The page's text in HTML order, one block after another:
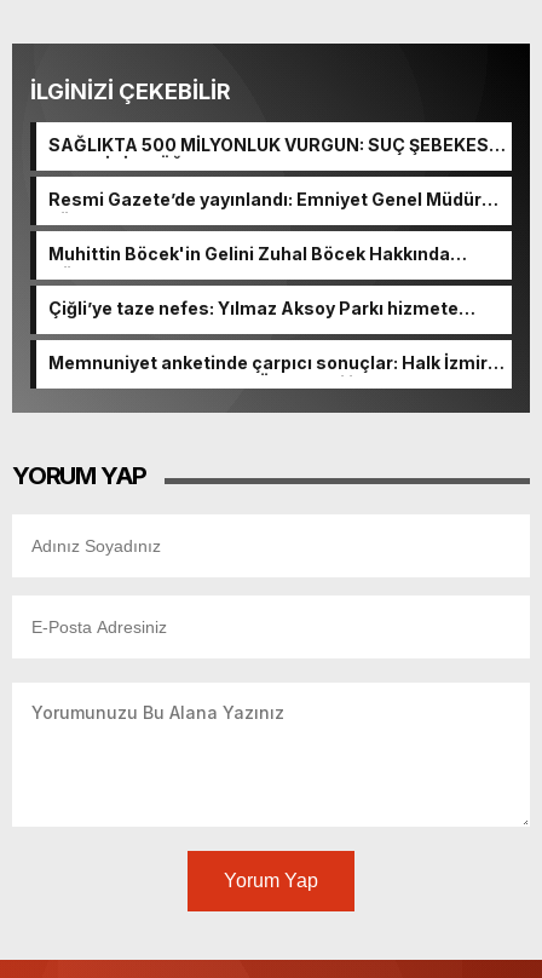
İLGİNİZİ ÇEKEBİLİR
SAĞLIKTA 500 MİLYONLUK VURGUN: SUÇ ŞEBEKESİ
KAÇIŞ İÇİN DÜĞMEYE BASTI!
Resmi Gazete’de yayınlandı: Emniyet Genel Müdürü
görevden alındı!
Muhittin Böcek'in Gelini Zuhal Böcek Hakkında
Gözaltı Kararı!
Çiğli’ye taze nefes: Yılmaz Aksoy Parkı hizmete
Memnuniyet anketinde çarpıcı sonuçlar: Halk İzmirli
başkanlardan memnun, Ömer Eşki ilk sırada
YORUM YAP
Yorum Yap